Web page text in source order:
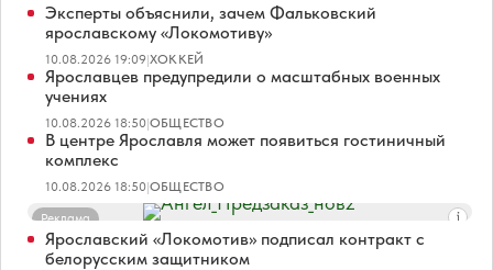
Эксперты объяснили, зачем Фальковский
ярославскому «Локомотиву»
10.08.2026 19:09|ХОККЕЙ
Ярославцев предупредили о масштабных военных
учениях
10.08.2026 18:50|ОБЩЕСТВО
В центре Ярославля может появиться гостиничный
комплекс
10.08.2026 18:50|ОБЩЕСТВО
Реклама
Ярославский «Локомотив» подписал контракт с
белорусским защитником